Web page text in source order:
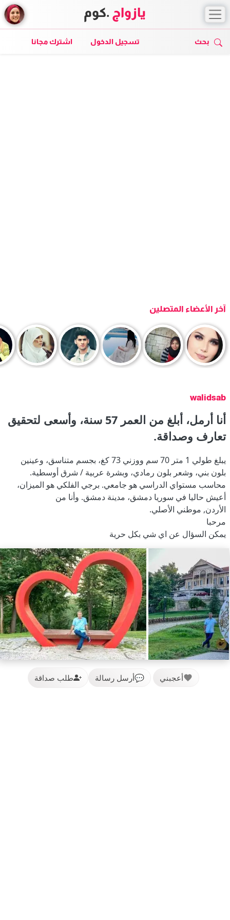
يازواج .كوم
بحث تسجيل الدخول اشترك مجانا
آخر الأعضاء المتصلين
walidsab
أنا أرمل، أبلغ من العمر 57 سنة، وأسعى لتحقيق
تعارف وصداقة.
يبلغ طولي 1 متر 70 سم ووزني 73 كغ، بجسم متناسق، وعينين
بلون بني، وشعر بلون رمادي، وبشرة عربية / شرق أوسطية.
محاسب مستواي الدراسي هو جامعي. برجي الفلكي هو الميزان،
أعيش حاليا في سوريا دمشق، مدينة دمشق. وأنا من
الأردن, موطني الأصلي.
مرحبا
يمكن السؤال عن اي شي بكل حرية
أعجبني 💬أرسل رسالة طلب صداقة